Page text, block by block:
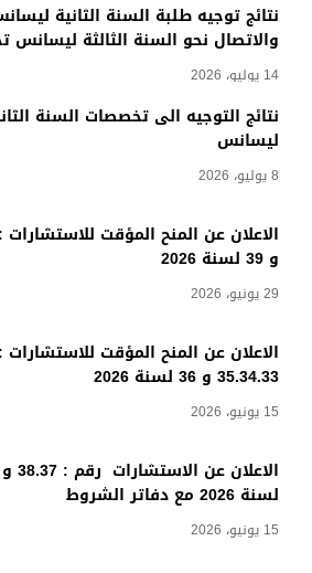
نتائج توجيه طلبة السنة الثانية
والاتصال نحو السنة الثالثة
14 يوليو، 2026
نتائج التوجيه الى تخصصات السنة
ليسانس
8 يوليو، 2026
و 39 لسنة 2026
29 يونيو، 2026
الاعلان عن المنح المؤقت للاستشارات :
35.34.33 و 36 لسنة 2026
15 يونيو، 2026
لسنة 2026 مع دفاتر الشروط
15 يونيو، 2026